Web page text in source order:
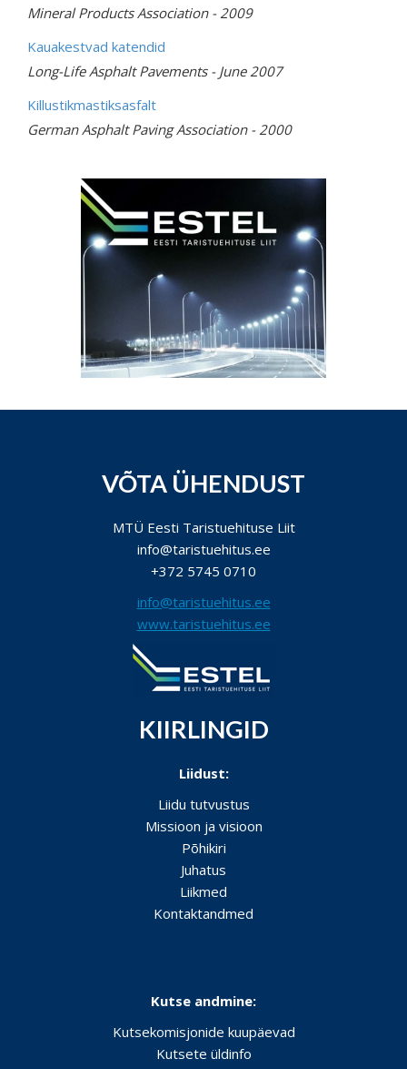
Mineral Products Association - 2009
Kauakestvad katendid
Long-Life Asphalt Pavements - June 2007
Killustikmastiksasfalt
German Asphalt Paving Association -2000
VÕTA ÜHENDUST
MTÜ Eesti Taristuehituse Liit
info@taristuehitus.ee
+372 5745 0710
info@taristuehitus.ee
www.taristuehitus.ee
KIIRLINGID
Liidust:
Liidu tutvustus
Missioon ja visioon
Põhikiri
Juhatus
Liikmed
Kontaktandmed
Kutse andmine:
Kutsekomisjonide kuupäevad
Kutsete üldinfo